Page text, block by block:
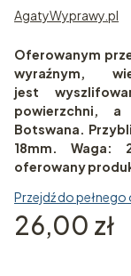
AgatyWyprawy.pl
Oferowanym
wyraźnym,
jest
powierzchni,
Botswana.
18mm. Waga:
oferowany
Przejdź do pełnego
Cena
26,00 zł